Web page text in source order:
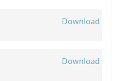
Download
Download